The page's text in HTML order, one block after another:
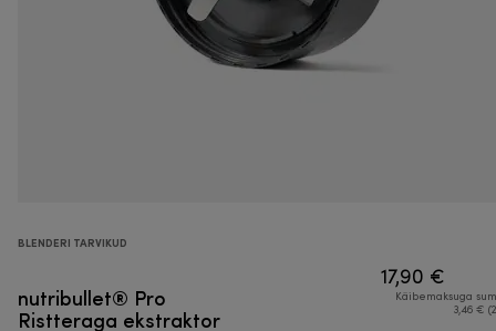
BLENDERI TARVIKUD
nutribullet® Pro
Ristteraga ekstraktor
17,90 €
Käibemaksuga
3,46 €